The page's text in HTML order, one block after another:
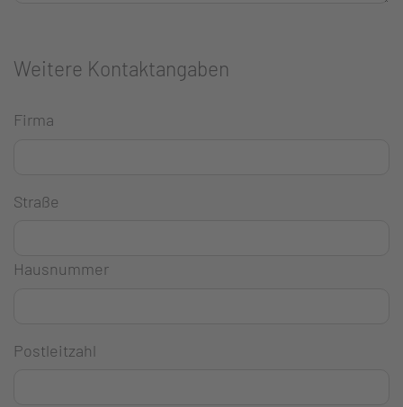
Weitere Kontaktangaben
Firma
Straße
Hausnummer
Postleitzahl